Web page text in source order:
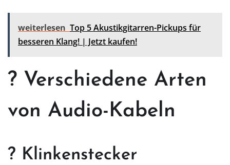
weiterlesen Top 5 Akustikgitarren-Pickups für
besseren Klang! | Jetzt kaufen!
? Verschiedene Arten
von Audio-Kabeln
? Klinkenstecker